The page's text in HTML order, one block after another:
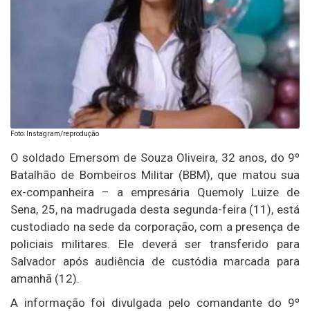
Foto: Instagram/reprodução
O soldado Emersom de Souza Oliveira, 32 anos, do 9º
Batalhão de Bombeiros Militar (BBM), que matou sua
ex-companheira – a empresária Quemoly Luize de
Sena, 25, na madrugada desta segunda-feira (11), está
custodiado na sede da corporação, com a presença de
policiais militares. Ele deverá ser transferido para
Salvador após audiência de custódia marcada para
amanhã (12).
A informação foi divulgada pelo comandante do 9º